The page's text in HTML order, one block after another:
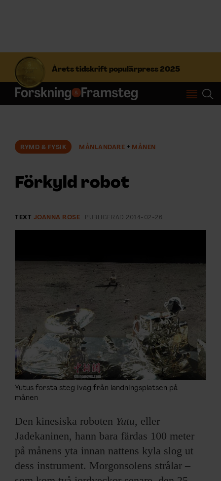
Årets tidskrift populärpress 2025
S
f
t
Prenumerera
EVENEMANG & RESOR
SHOP
KONTAKTA F&F
SKRIV I F&F
PRENUMERERA PÅ F&F
OM F&F
RYMD & FYSIK MÅNLANDARE MÅNEN
Förkyld robot
TEXT JOANNA ROSE PUBLICERAD 2014-02-26
Yutus första steg iväg från landningsplatsen på
månen
Den kinesiska roboten Yutu, eller
Jadekaninen, hann bara färdas 100 meter
på månens yta innan nattens kyla slog ut
dess instrument. Morgonsolens strålar –